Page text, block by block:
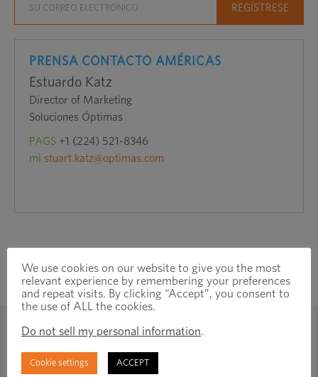
PRENSA CONTACTO AMÉRICAS
Estuardo Katz
Director of Marketing
Soluciones Óptimas
PAGS +1 (224) 521-8346
mi stuart.katz@optimas.com
We use cookies on our website to give you the most
relevant experience by remembering your preferences
and repeat visits. By clicking “Accept”, you consent to
the use of ALL the cookies.
Do not sell my personal information.
Cookie settings ACCEPT